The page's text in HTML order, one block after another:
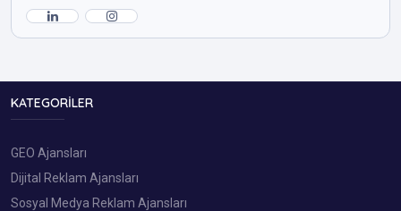
KATEGORILER
GEO Ajansları
Dijital Reklam Ajansları
Sosyal Medya Reklam Ajansları